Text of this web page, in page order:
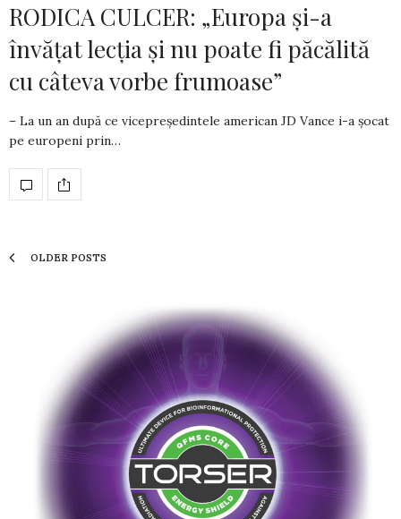
RODICA CULCER: „Europa și-a
învățat lecția și nu poate fi păcălită
cu câteva vorbe frumoase”
– La un an după ce vicepreședintele american JD Vance i-a șocat
pe europeni prin…
OLDER POSTS